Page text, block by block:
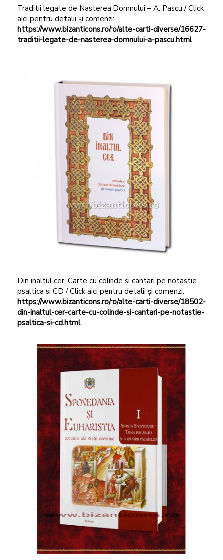
Traditii legate de Nasterea Domnului – A. Pascu / Click
aici pentru detalii și comenzi:
https://www.bizanticons.ro/ro/alte-carti-diverse/16627-
traditii-legate-de-nasterea-domnului-a-pascu.html
Din inaltul cer. Carte cu colinde si cantari pe notastie
psaltica si CD / Click aici pentru detalii și comenzi:
https://www.bizanticons.ro/ro/alte-carti-diverse/18502-
din-inaltul-cer-carte-cu-colinde-si-cantari-pe-notastie-
psaltica-si-cd.html